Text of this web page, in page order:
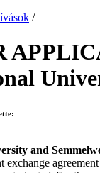
/
and
exchange